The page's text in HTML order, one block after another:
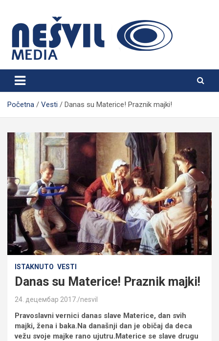
content
Nešvil Media Bogatić
Početna Vesti Danas su Materice! Praznik majki!
ISTAKNUTO VESTI
Danas su Materice! Praznik majki!
24. децембар 2017. nesvil
Pravoslavni vernici danas slave Materice, dan svih
majki, žena i baka.Na današnji dan je običaj da deca
vežu svoje majke rano ujutru.Materice se slave drugu